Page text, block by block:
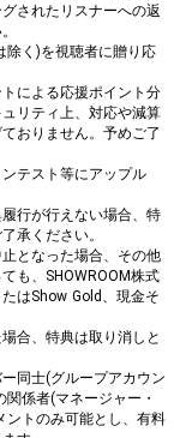
されたリスナーへの返
除く)を視聴者に贈り応
による応援ポイント分
リティ上、対応や減算
おりません。予めご了
テスト等にアップル
行が行えない場合、特
承ください。
となった場合、その他
も、SHOWROOM株式
はShow Gold、現金そ
合、特典は取り消しと
同士(グループアカウン
係者(マネージャー・
ントのみ可能とし、有料